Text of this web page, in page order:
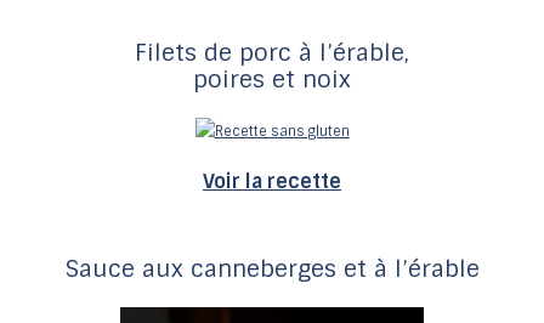
Filets de porc à l’érable,
poires et noix
Voir la recette
Sauce aux canneberges et à l’érable